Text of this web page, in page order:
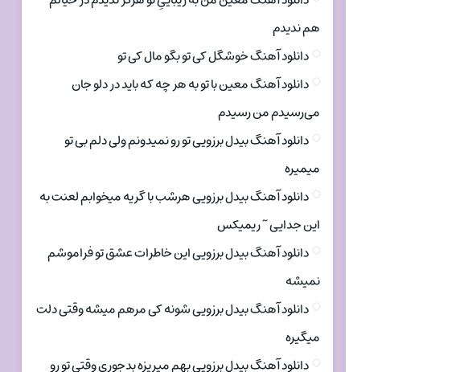
هم ندیدم
دانلود آهنگ خوشگل کی تو بگو مال کی تو
دانلود آهنگ معین با تو به هر چه که باید در دلو جان
می‌رسیدم من رسیدم
دانلود آهنگ بیدل برزویی تو رو نمیدونم ولی دلم بی تو
میمیره
دانلود آهنگ بیدل برزویی هرشب با گریه میخوابم لعنت به
این جدایی ~ ریمیکس
دانلود آهنگ بیدل برزویی این خاطرات عشق تو فراموشم
نمیشه
دانلود آهنگ بیدل برزویی شونه کی مرهم میشه وقتی دلت
میگیره
دانلود آهنگ بیدل برزویی بهم میریزه بدجوری وقتی تو رو